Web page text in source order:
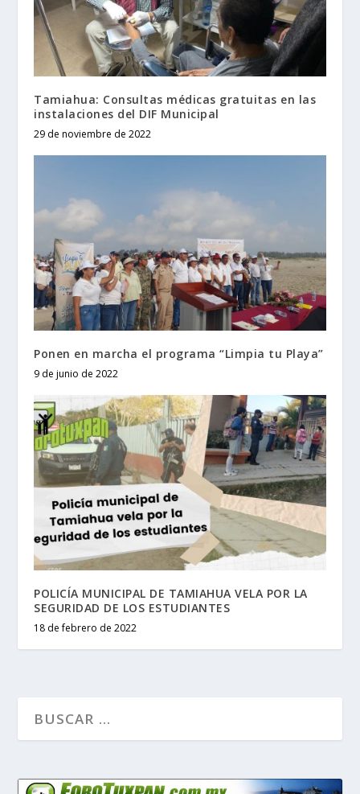
Tamiahua: Consultas médicas gratuitas en las
instalaciones del DIF Municipal
29 de noviembre de 2022
Ponen en marcha el programa “Limpia tu Playa”
9 de junio de 2022
POLICÍA MUNICIPAL DE TAMIAHUA VELA POR LA
SEGURIDAD DE LOS ESTUDIANTES
18 de febrero de 2022